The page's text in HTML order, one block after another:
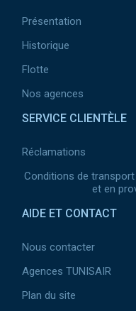
Présentation
Historique
Flotte
Nos agences
SERVICE CLIENTÈLE
Réclamations
Conditions de
et en
AIDE ET CONTACT
Nous contacter
Agences TUNISAIR
Plan du site